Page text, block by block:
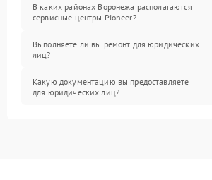
В каких районах Воронежа располагаются
сервисные центры Pioneer?
Выполняете ли вы ремонт для юридических
лиц?
Какую документацию вы предоставляете
для юридических лиц?